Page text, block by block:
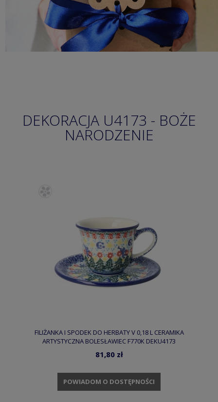
DEKORACJA U4173 - BOŻE
NARODZENIE
FILIŻANKA I SPODEK DO HERBATY V 0,18 L CERAMIKA
ARTYSTYCZNA BOLESŁAWIEC F770K DEKU4173
81,80 zł
POWIADOM O DOSTĘPNOŚCI